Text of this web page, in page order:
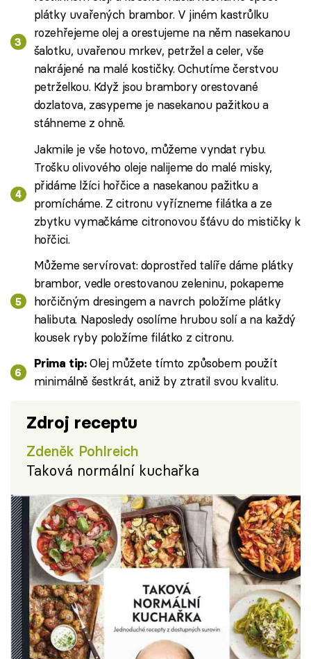
plátky uvařených brambor. V jiném kastrůlku
rozehřejeme olej a orestujeme na něm nasekanou
šalotku, uvařenou mrkev, petržel a celer, vše
nakrájené na malé kostičky. Ochutíme čerstvou
petrželkou. Když jsou brambory orestované
dozlatova, zasypeme je nasekanou pažitkou a
stáhneme z ohně.
Jakmile je vše hotovo, můžeme vyndat rybu.
Trošku olivového oleje nalijeme do malé misky,
přidáme lžíci hořčice a nasekanou pažitku a
promícháme. Z citronu vyřízneme filátka a ze
zbytku vymačkáme citronovou šťávu do mističky k
hořčici.
Můžeme servírovat: doprostřed talíře dáme plátky
brambor, vedle orestovanou zeleninu, pokapeme
horčičným dresingem a navrch položíme plátky
halibuta. Naposledy osolíme hrubou solí a na každý
kousek ryby položíme filátko z citronu.
Prima tip:Olej můžete tímto způsobem použít
minimálně šestkrát, aniž by ztratil svou kvalitu.
Zdroj receptu
Zdeněk Pohlreich
Taková normální kuchařka